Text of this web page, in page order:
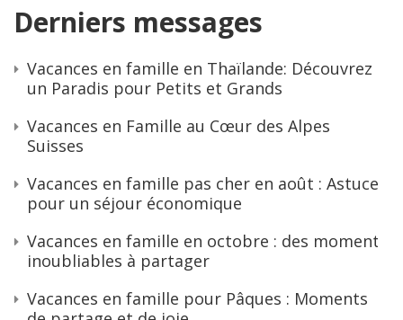
Derniers messages
Vacances en famille en Thaïlande: Découvrez
un Paradis pour Petits et Grands
Vacances en Famille au Cœur des Alpes
Suisses
Vacances en famille pas cher en août : Astuces
pour un séjour économique
Vacances en famille en octobre : des moments
inoubliables à partager
Vacances en famille pour Pâques : Moments